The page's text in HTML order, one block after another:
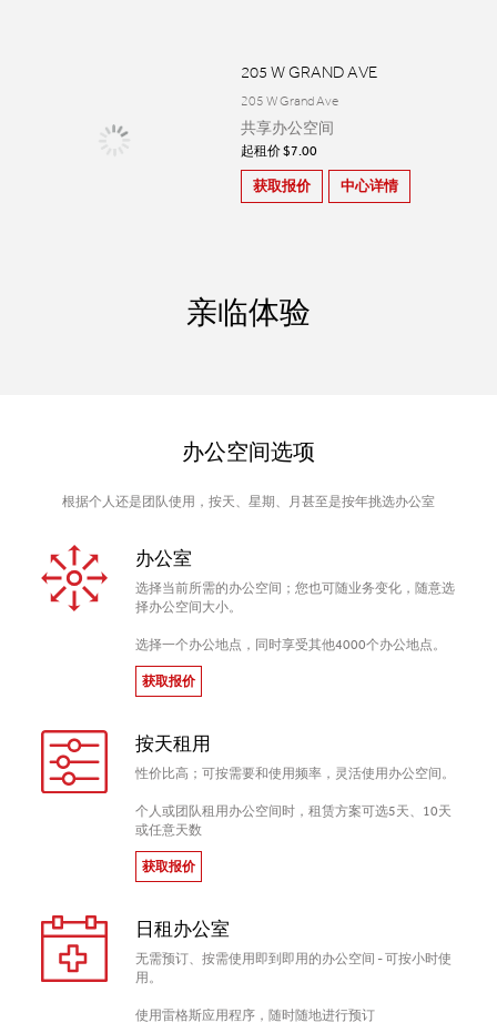
205 W GRAND AVE
205 W Grand Ave
共享办公空间
起租价 $7.00
获取报价 中心详情
亲临体验
办公空间选项
根据个人还是团队使用，按天、星期、月甚至是按年挑选办公室
办公室
选择当前所需的办公空间；您也可随业务变化，随意选
择办公空间大小。
选择一个办公地点，同时享受其他4000个办公地点。
获取报价
按天租用
性价比高；可按需要和使用频率，灵活使用办公空间。
个人或团队租用办公空间时，租赁方案可选5天、10天
或任意天数
获取报价
日租办公室
无需预订、按需使用即到即用的办公空间 - 可按小时使
用。
使用雷格斯应用程序，随时随地进行预订